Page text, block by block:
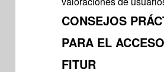
CONSEJOS
PARA EL
FITUR